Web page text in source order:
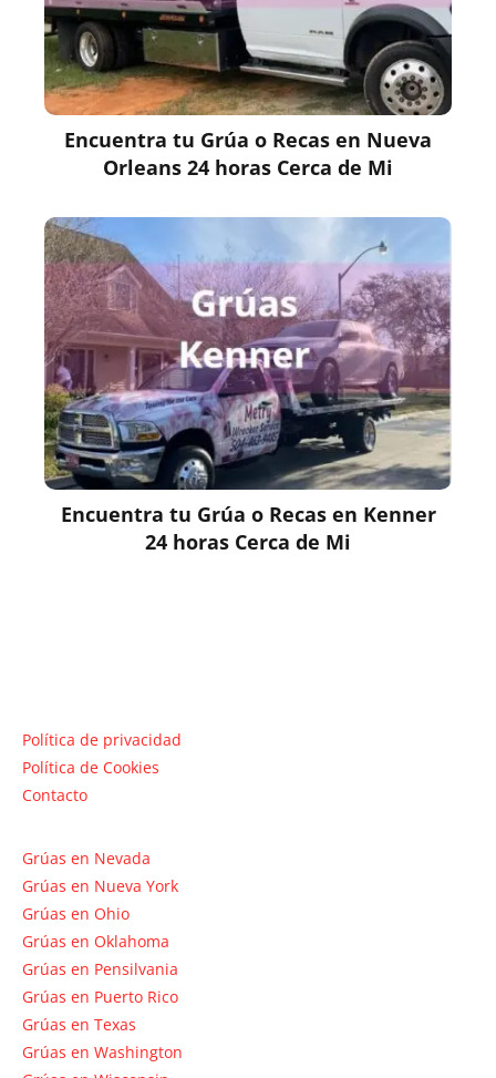
Encuentra tu Grúa o Recas en Nueva
Orleans 24 horas Cerca de Mi
Encuentra tu Grúa o Recas en Kenner
24 horas Cerca de Mi
Política de privacidad
Política de Cookies
Contacto
Grúas en Nevada
Grúas en Nueva York
Grúas en Ohio
Grúas en Oklahoma
Grúas en Pensilvania
Grúas en Puerto Rico
Grúas en Texas
Grúas en Washington